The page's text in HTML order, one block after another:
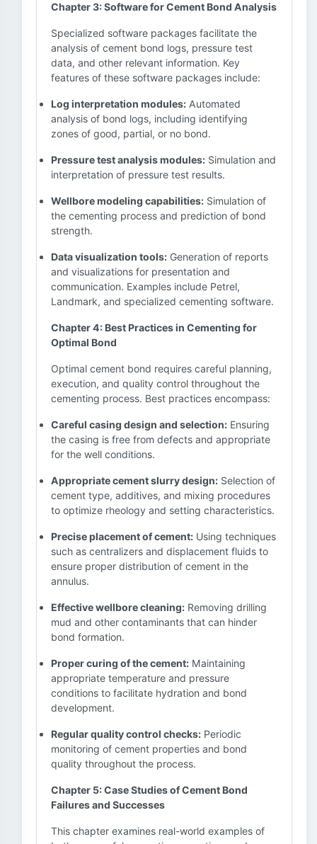
Chapter 3: Software for Cement Bond Analysis
Specialized software packages facilitate the
analysis of cement bond logs, pressure test
data, and other relevant information. Key
features of these software packages include:
Log interpretation modules: Automated
analysis of bond logs, including identifying
zones of good, partial, or no bond.
Pressure test analysis modules: Simulation and
interpretation of pressure test results.
Wellbore modeling capabilities: Simulation of
the cementing process and prediction of bond
strength.
Data visualization tools: Generation of reports
and visualizations for presentation and
communication. Examples include Petrel,
Landmark, and specialized cementing software.
Chapter 4: Best Practices in Cementing for
Optimal Bond
Optimal cement bond requires careful planning,
execution, and quality control throughout the
cementing process. Best practices encompass:
Careful casing design and selection: Ensuring
the casing is free from defects and appropriate
for the well conditions.
Appropriate cement slurry design: Selection of
cement type, additives, and mixing procedures
to optimize rheology and setting characteristics.
Precise placement of cement: Using techniques
such as centralizers and displacement fluids to
ensure proper distribution of cement in the
annulus.
Effective wellbore cleaning: Removing drilling
mud and other contaminants that can hinder
bond formation.
Proper curing of the cement: Maintaining
appropriate temperature and pressure
conditions to facilitate hydration and bond
development.
Regular quality control checks: Periodic
monitoring of cement properties and bond
quality throughout the process.
Chapter 5: Case Studies of Cement Bond
Failures and Successes
This chapter examines real-world examples of